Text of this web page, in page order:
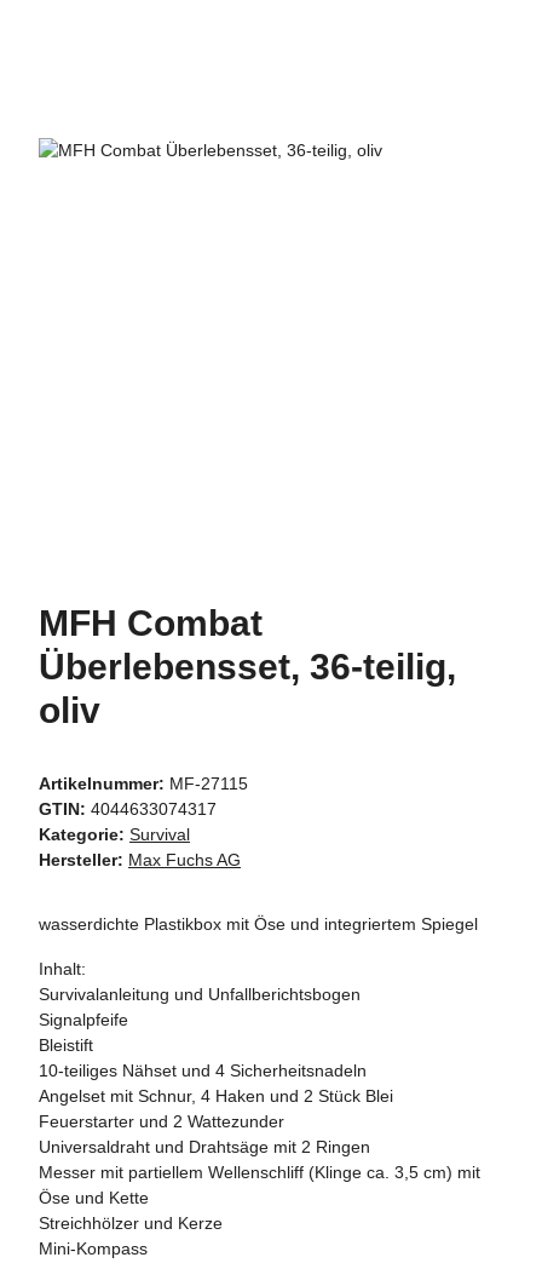
MFH Combat
Überlebensset, 36-teilig,
oliv
Artikelnummer: MF-27115
GTIN: 4044633074317
Kategorie: Survival
Hersteller: Max Fuchs AG
wasserdichte Plastikbox mit Öse und integriertem Spiegel
Inhalt:
Survivalanleitung und Unfallberichtsbogen
Signalpfeife
Bleistift
10-teiliges Nähset und 4 Sicherheitsnadeln
Angelset mit Schnur, 4 Haken und 2 Stück Blei
Feuerstarter und 2 Wattezunder
Universaldraht und Drahtsäge mit 2 Ringen
Messer mit partiellem Wellenschliff (Klinge ca. 3,5 cm) mit
Öse und Kette
Streichhölzer und Kerze
Mini-Kompass